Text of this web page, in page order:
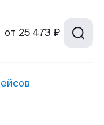
от 25 473 ₽